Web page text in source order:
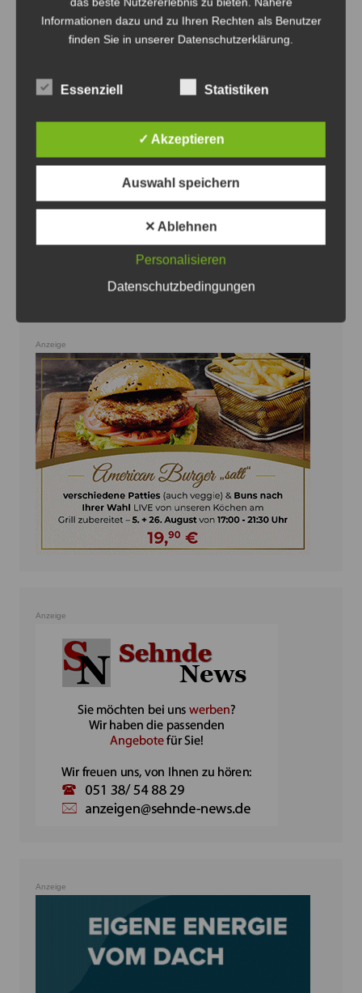
Das neue Recken-Auswärtstrikot erinnert an die Heide -
Recken präsentieren neues
Auswärtstrikot in der Lüneburger Heide
Anzeige
Anzeige
Anzeige
Informationen dazu und zu Ihren Rechten als Benutzer
finden Sie in unserer Datenschutzerklärung.
Essenziell Statistiken
✓ Akzeptieren
Auswahl speichern
✕ Ablehnen
Personalisieren
Datenschutzbedingungen